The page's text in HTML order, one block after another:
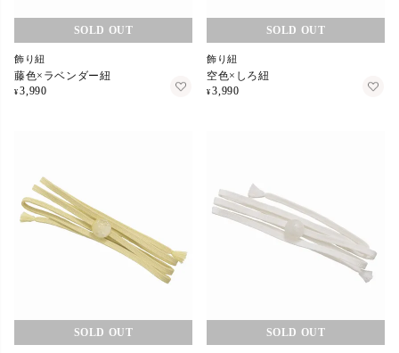
在庫切れ
飾り紐
藤色×ラベンダー紐
¥ 3,990
在庫切れ
飾り紐
空色×しろ紐
¥ 3,990
在庫切れ 在庫切れ